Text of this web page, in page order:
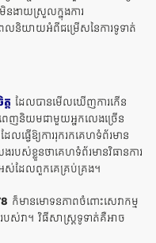
មិនងាយស្រួលក្នុងការ
និយាយអំពីជម្រើសនៃការទូទាត់
ត ដែលបានមើលឃើញការកើន
ពេញនិយមជាមួយអ្នកលេងច្រើន
វើឱ្យការរុករកគេហទំព័រមាន
របស់ខ្លួនថាគេហទំព័រមានវិធានការ
ងអស់ដែលពួកគេគ្រប់គ្រង។
ក៏មានមោទនភាពចំពោះសេវាកម្ម
ស់វា។ វិធីសាស្រ្តទូទាត់គឺអាច